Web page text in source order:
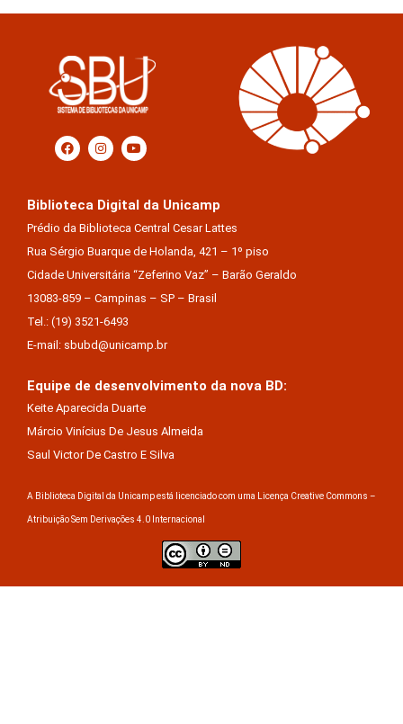
Biblioteca Digital da Unicamp
Prédio da Biblioteca Central Cesar Lattes
Rua Sérgio Buarque de Holanda, 421 – 1º piso
Cidade Universitária “Zeferino Vaz” – Barão Geraldo
13083-859 – Campinas – SP – Brasil
Tel.: (19) 3521-6493
E-mail: sbubd@unicamp.br
Equipe de desenvolvimento da nova BD:
Keite Aparecida Duarte
Márcio Vinícius De Jesus Almeida
Saul Victor De Castro E Silva
A Biblioteca Digital da Unicamp está licenciado com uma Licença Creative Commons –
Atribuição Sem Derivações 4.0 Internacional